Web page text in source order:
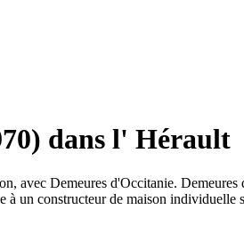
dans l' Hérault
avec Demeures d'Occitanie.
un constructeur de maison individuelle